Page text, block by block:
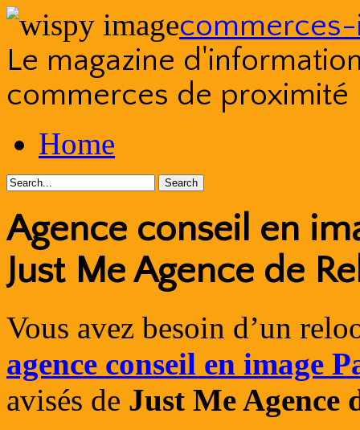
Le magazine
commerces de proximité
to
contentHome
Agence conseil en
Just Me Agence de
Vous avez besoin d’un
agence conseil en image
avisés de Just Me Agence